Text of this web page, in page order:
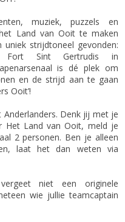
muziek, puzzels en
Land van Ooit te maken
strijdtoneel gevonden:
Fort Sint Gertrudis in
is dé plek om
en de strijd aan te gaan
Ooit’!
Denk jij met je
Het Land van Ooit, meld je
2 personen. Ben je alleen
laat het dan weten via
niet een originele
wie jullie teamcaptain